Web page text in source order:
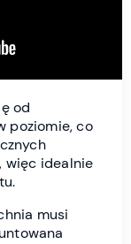
od
poziomie, co
więc idealnie
musi